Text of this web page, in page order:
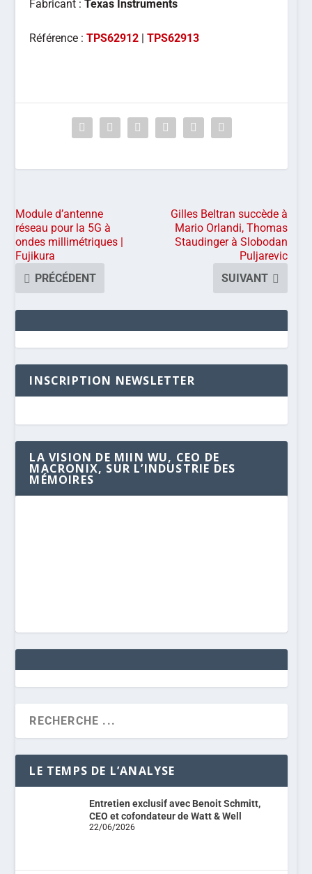
Fabricant : Texas Instruments
Référence : TPS62912 |TPS62913
Module d’antenne
réseau pour la 5G à
ondes millimétriques |
Fujikura
PRÉCÉDENT
Gilles Beltran succède à
Mario Orlandi, Thomas
Staudinger à Slobodan
Puljarevic
SUIVANT
INSCRIPTION NEWSLETTER
LA VISION DE MIIN WU, CEO DE
MACRONIX, SUR L’INDUSTRIE DES
MÉMOIRES
LE TEMPS DE L’ANALYSE
Entretien exclusif avec Benoit Schmitt,
CEO et cofondateur de Watt & Well
22/06/2026